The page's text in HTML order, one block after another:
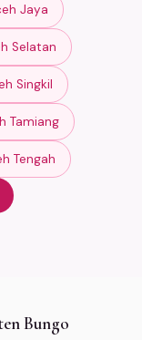
Jaya
Selatan
Singkil
Tamiang
Tengah
Bungo